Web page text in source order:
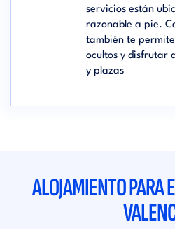
servicios están
razonable a pie.
también te
ocultos y disfrutar
y plazas
ALOJAMIENTO PARA